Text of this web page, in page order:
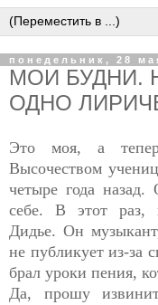
понедельник, 28
МОИ БУДНИ.
ОДНО
Это моя, а
Высочеством
четыре года
себе. В этот раз,
Дидье. Он
не публикует из-за
брал уроки пения,
Да, прошу